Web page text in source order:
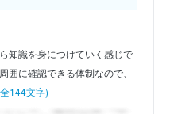
知識を身につけていく感じで
に確認できる体制なので、
144文字)